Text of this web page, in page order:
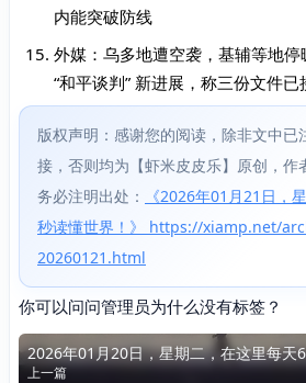
内能突破防线
外媒：乌多地遭空袭，基辅等地
“和平谈判” 新进展，称三份文件已
版权声明：感谢您的阅读，除非文中已
接，否则均为【虾米皮皮乐】原创，作
务必注明出处：
《2026年01月21日，
秒读懂世界！》 https://xiamp.net/
20260121.html
你可以问问管理员为什么没有标签？
2026年01月20日，星期二，在这里每天
上一篇